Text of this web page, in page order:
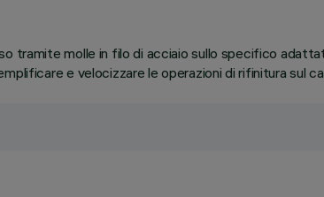
tramite molle in filo di acciaio sullo specifico
e velocizzare le operazioni di rifinitura sul